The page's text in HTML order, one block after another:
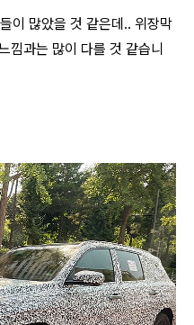
이 많았을 것 같은데.. 위장막
낌과는 많이 다를 것 같습니